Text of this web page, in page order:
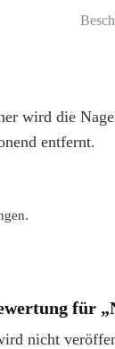
wird die
entfernt.
für
nicht